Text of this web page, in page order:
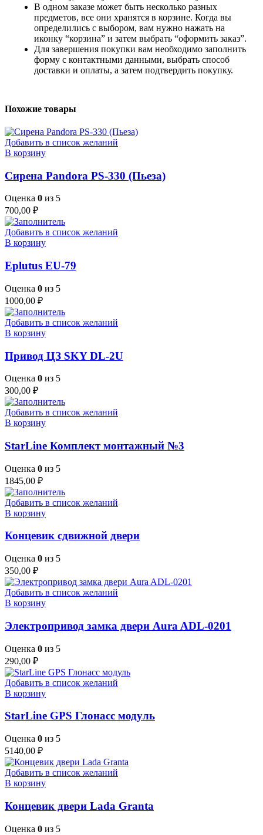
В одном заказе может быть несколько разных
предметов, все они хранятся в корзине. Когда вы
определились с выбором, вам нужно нажать на
иконку “корзина” и затем выбрать “оформить заказ”.
Для завершения покупки вам необходимо заполнить
форму с контактными данными, выбрать способ
доставки и оплаты, а затем подтвердить покупку.
Похожие товары
Добавить в список желаний
В корзину
Сирена Pandora PS-330 (Пьеза)
Оценка 0 из 5
700,00 ₽
Добавить в список желаний
В корзину
Eplutus EU-79
Оценка 0 из 5
1000,00 ₽
Добавить в список желаний
В корзину
Привод ЦЗ SKY DL-2U
Оценка 0 из 5
300,00 ₽
Добавить в список желаний
В корзину
StarLine Комплект монтажный №3
Оценка 0 из 5
1845,00 ₽
Добавить в список желаний
В корзину
Концевик сдвижной двери
Оценка 0 из 5
350,00 ₽
Добавить в список желаний
В корзину
Электропривод замка двери Aura ADL-0201
Оценка 0 из 5
290,00 ₽
Добавить в список желаний
В корзину
StarLine GPS Глонасс модуль
Оценка 0 из 5
5140,00 ₽
Добавить в список желаний
В корзину
Концевик двери Lada Granta
Оценка 0 из 5